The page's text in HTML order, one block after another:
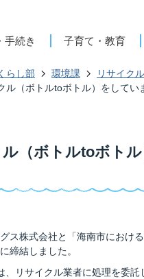
手続き 子育て・教育
らし部 環境課
リサイク
ル（ボトルtoボトル）をしてい
（ボトルtoボト
ス株式会社と「海南市におけ
締結しました。
リサイクル業者に処理を委託